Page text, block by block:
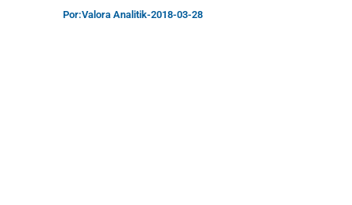
Por:Valora Analitik-2018-03-28